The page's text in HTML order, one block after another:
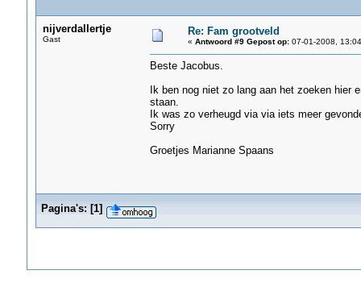
nijverdallertje
Gast
Re: Fam grootveld
« Antwoord #9 Gepost op:07-01-2008,
Beste Jacobus.
Ik ben nog niet zo lang aan het zoeken
staan.
Ik was zo verheugd via via iets meer
Sorry
Groetjes Marianne Spaans
Pagina's: [1]